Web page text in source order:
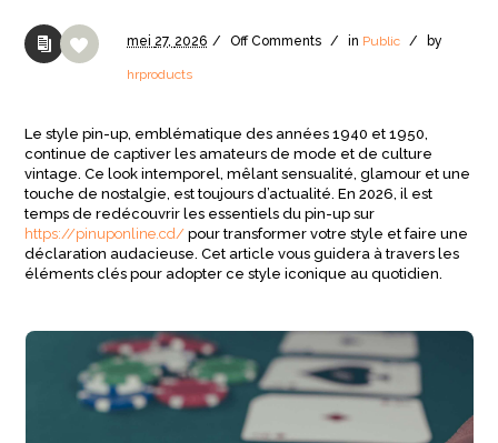
mei27,2026 / OffComments / in Public / by
hrproducts
Le style pin-up, emblématique des années 1940 et 1950,
continue de captiver les amateurs de mode et de culture
vintage. Ce look intemporel, mêlant sensualité, glamour et une
touche de nostalgie, est toujours d’actualité. En 2026, il est
temps de redécouvrir les essentiels du pin-up sur
https://pinuponline.cd/ pour transformer votre style et faire une
déclaration audacieuse. Cet article vous guidera à travers les
éléments clés pour adopter ce style iconique au quotidien.